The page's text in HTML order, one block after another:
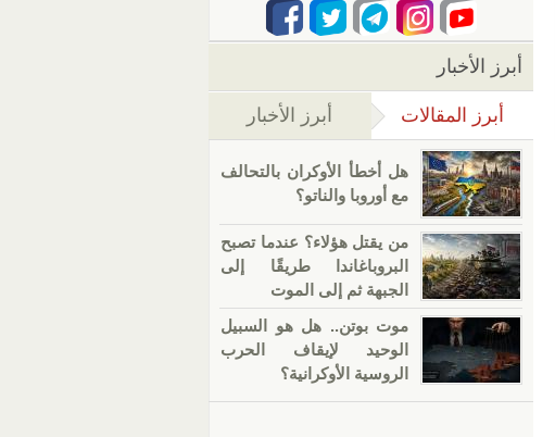
أبرز الأخبار
أبرز المقالات (علامة التبويب النشطة)
أبرز الأخبار
هل أخطأ الأوكران بالتحالف
مع أوروبا والناتو؟
من يقتل هؤلاء؟ عندما تصبح
البروباغاندا طريقًا إلى
الجبهة ثم إلى الموت
موت بوتن.. هل هو السبيل
الوحيد لإيقاف الحرب
الروسية الأوكرانية؟